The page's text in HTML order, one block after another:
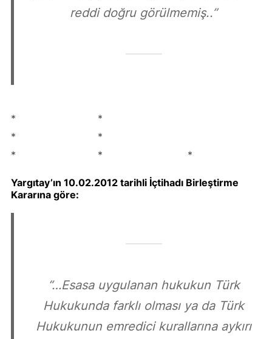
reddi doğru görülmemiş..”
* *
* *
* * *
Yargıtay’ın 10.02.2012 tarihli İçtihadı Birleştirme
Kararına göre:
“…Esasa uygulanan hukukun Türk
Hukukunda farklı olması ya da Türk
Hukukunun emredici kurallarına aykırı